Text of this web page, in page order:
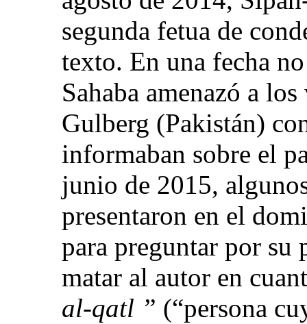
segunda fetua de
texto. En una fecha
Sahaba amenazó a
Gulberg (Pakistán)
informaban sobre el
junio de 2015,
presentaron en el
para preguntar por su
matar al autor en
al-qatl ” (“persona